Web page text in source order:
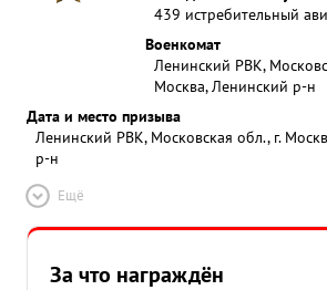
439 истребительный
Военкомат
Ленинский РВК,
Москва, Ленинский р-н
Дата и место призыва
Ленинский РВК, Московская обл., г.
р-н
Ещё
За что награждён